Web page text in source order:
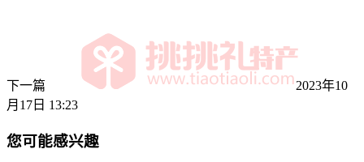
下一篇
2023年10
月17日 13:23
您可能感兴趣